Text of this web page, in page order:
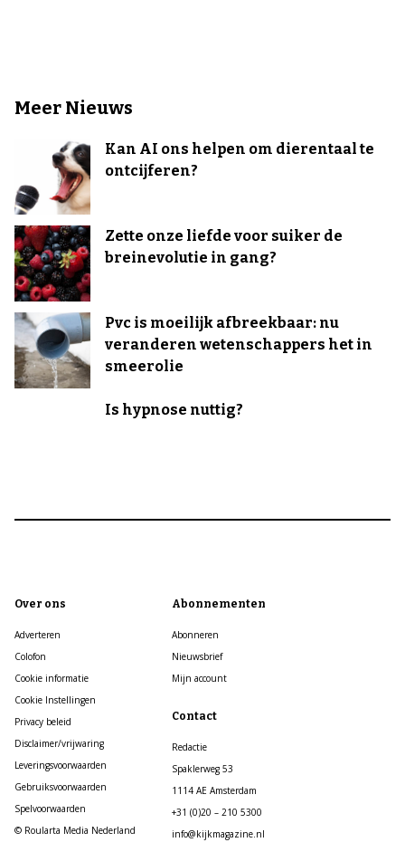
Meer Nieuws
Kan AI ons helpen om dierentaal te
ontcijferen?
Zette onze liefde voor suiker de
breinevolutie in gang?
Pvc is moeilijk afbreekbaar: nu
veranderen wetenschappers het in
smeerolie
Is hypnose nuttig?
Over ons
Adverteren
Colofon
Cookie informatie
Cookie Instellingen
Privacy beleid
Disclaimer/vrijwaring
Leveringsvoorwaarden
Gebruiksvoorwaarden
Spelvoorwaarden
© Roularta Media Nederland
Abonnementen
Abonneren
Nieuwsbrief
Mijn account
Contact
Redactie
Spaklerweg 53
1114 AE Amsterdam
+31 (0)20 – 210 5300
info@kijkmagazine.nl